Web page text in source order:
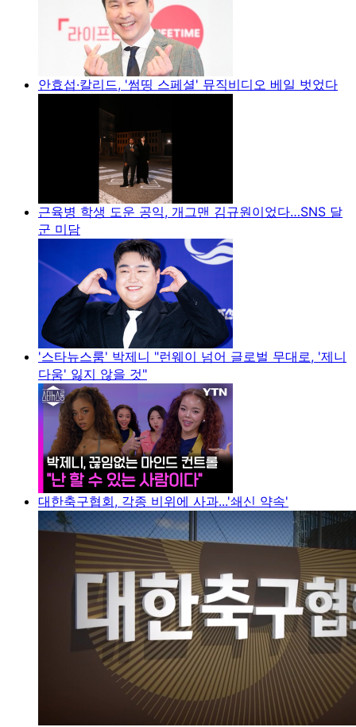
안효섭·칼리드, '썸띵 스페셜' 뮤직비디오 베일 벗었다
근육병 학생 도운 공익, 개그맨 김규원이었다…SNS 달
군 미담
'스타뉴스룸' 박제니 "런웨이 넘어 글로벌 무대로, '제니
다움' 잃지 않을 것"
대한축구협회, 각종 비위에 사과...'쇄신 약속'